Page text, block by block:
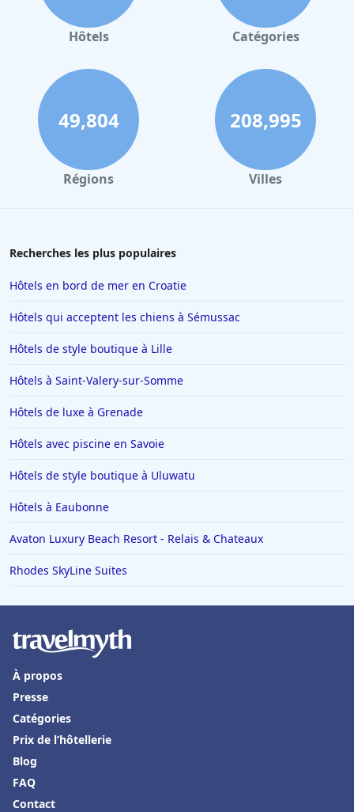
choix fantastique pour les visiteurs de Great Yarmouth.
Hôtels Catégories
49,804
Régions
208,995
Villes
Recherches les plus populaires
Hôtels en bord de mer en Croatie
Hôtels qui acceptent les chiens à Sémussac
Hôtels de style boutique à Lille
Hôtels à Saint-Valery-sur-Somme
Hôtels de luxe à Grenade
Hôtels avec piscine en Savoie
Hôtels de style boutique à Uluwatu
Hôtels à Eaubonne
Avaton Luxury Beach Resort - Relais & Chateaux
Rhodes SkyLine Suites
À propos
Presse
Catégories
Prix de l’hôtellerie
Blog
FAQ
Contact